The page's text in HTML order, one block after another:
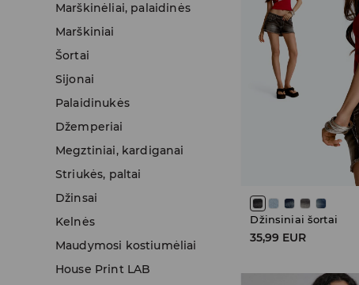
Marškinėliai, palaidinės
Marškiniai
Šortai
Sijonai
Palaidinukės
Džemperiai
Megztiniai, kardiganai
Striukės, paltai
Džinsai
Kelnės
Maudymosi kostiumėliai
House Print LAB
Džinsiniai šortai
35,99 EUR